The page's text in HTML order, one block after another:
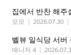
집에서 반찬 해주
모모 | 2026.07.30 |
벨뷰 일식당 서버
매니저 4 |